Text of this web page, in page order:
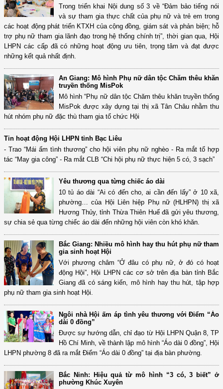
Trong triển khai Nội dung số 3 về “Đảm bảo tiếng nói
và sự tham gia thực chất của phụ nữ và trẻ em trong
các hoạt động phát triển KTXH của cộng đồng, giám sát và phản biện; hỗ
trợ phụ nữ tham gia lãnh đạo trong hệ thống chính trị”, thời gian qua, Hội
LHPN các cấp đã có những hoạt động ưu tiên, trọng tâm và đạt được
những kết quả nhất định.
An Giang: Mô hình Phụ nữ dân tộc Chăm thêu khăn
truyền thống MisPok
Mô hình “Phụ nữ dân tộc Chăm thêu khăn truyền thống
MisPok được xây dựng tại thị xã Tân Châu nhằm thu
hút nhóm phụ nữ đặc thù tham gia tổ chức Hội
Tin hoạt động Hội LHPN tỉnh Bạc Liêu
- Trao “Mái ấm tình thương” cho hội viên phụ nữ nghèo - Ra mắt tổ hợp
tác “May gia công” - Ra mắt CLB “Chi hội phụ nữ thực hiện 5 có, 3 sạch”
Yêu thương qua từng chiếc áo dài
10 tủ áo dài “Ai có đến cho, ai cần đến lấy” ở 10 xã,
phường… của Hội Liên hiệp Phụ nữ (HLHPN) thị xã
Hương Thủy, tỉnh Thừa Thiên Huế đã gửi yêu thương,
sự chia sẻ qua từng chiếc áo dài đến những hội viên còn khó khăn.
Bắc Giang: Nhiều mô hình hay thu hút phụ nữ tham
gia sinh hoạt Hội
Với phương châm “Ở đâu có phụ nữ, ở đó có hoạt
động Hội”, Hội LHPN các cơ sở trên địa bàn tỉnh Bắc
Giang đã có sáng kiến, mô hình hay thu hút, tập hợp
phụ nữ tham gia sinh hoạt Hội.
Ngôi nhà Hội ấm áp tình yêu thương với Điểm “Áo
dài 0 đồng”
Được sự hướng dẫn, chỉ đạo từ Hội LHPN Quận 8, TP
Hồ Chí Minh, về thành lập mô hình “Áo dài 0 đồng”, Hội
LHPN phường 8 đã ra mắt Điểm “Áo dài 0 đồng” tại địa bàn phường.
Bắc Ninh: Hiệu quả từ mô hình “3 có, 3 biết” ở
phường Khúc Xuyên